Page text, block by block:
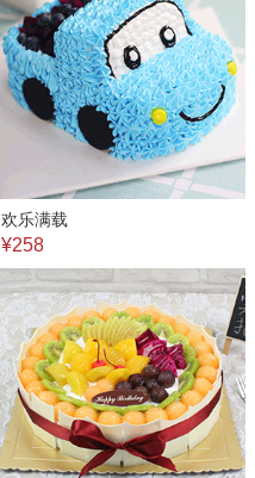
欢乐满载
¥258